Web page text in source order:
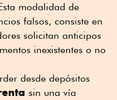
modalidad de
falsos, consiste en
solicitan anticipos
inexistentes o no
desde depósitos
sin una vía